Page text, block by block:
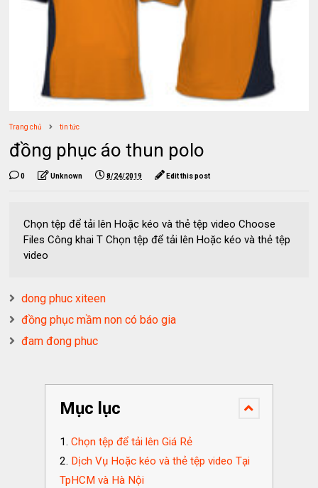
Trang chủ tin tức
đồng phục áo thun polo
0 Unknown 8/24/2019 Edit this post
Chọn tệp để tải lên Hoặc kéo và thẻ tệp video Choose
Files Công khai T Chọn tệp để tải lên Hoặc kéo và thẻ tệp
video
dong phuc xiteen
đồng phục mầm non có báo gia
đam đong phuc
Mục lục
Chọn tệp để tải lên Giá Rẻ
Dịch Vụ Hoặc kéo và thẻ tệp video Tại
TpHCM và Hà Nội